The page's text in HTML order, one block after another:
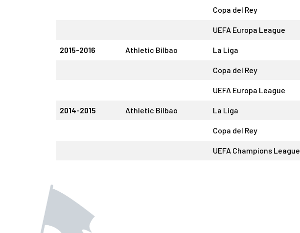
Copa del Rey
UEFA Europa League
2015-2016 Athletic Bilbao La Liga
Copa del Rey
UEFA Europa League
2014-2015 Athletic Bilbao La Liga
Copa del Rey
UEFA Champions League